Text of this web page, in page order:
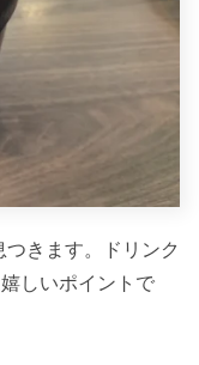
きます。ドリンク
しいポイントで